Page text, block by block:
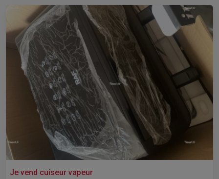
Je vend cuiseur vapeur